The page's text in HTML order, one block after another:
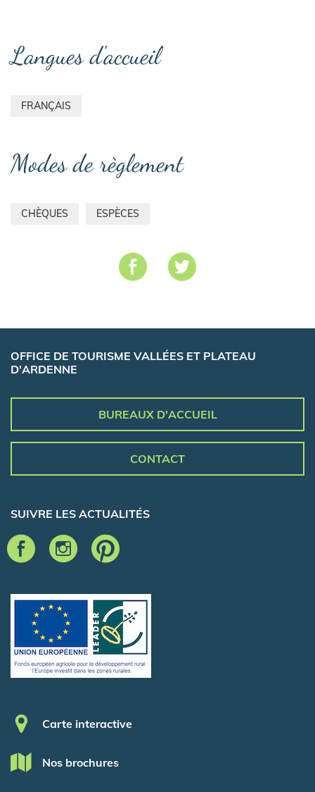
Langues d'accueil
FRANÇAIS
Modes de règlement
CHÈQUES ESPÈCES
OFFICE DE TOURISME VALLÉES ET PLATEAU
D'ARDENNE
BUREAUX D'ACCUEIL
CONTACT
SUIVRE LES ACTUALITÉS
Pied de page
Carte interactive
Nos brochures